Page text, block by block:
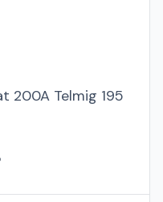
200A Telmig 195